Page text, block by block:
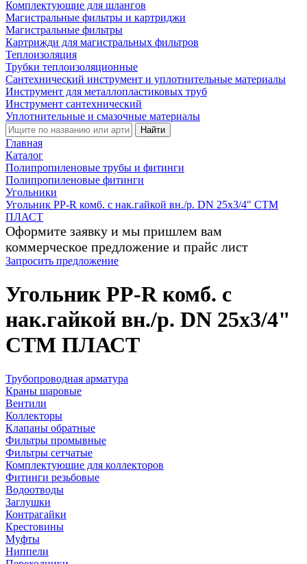
Комплектующие для шлангов
Магистральные фильтры и картриджи
Магистральные фильтры
Картрижди для магистральных фильтров
Теплоизоляция
Трубки теплоизоляционные
Сантехнический инструмент и уплотнительные материалы
Инструмент для металлопластиковых труб
Инструмент сантехнический
Уплотнительные и смазочные материалы
Найти
Главная
Каталог
Полипропиленовые трубы и фитинги
Полипропиленовые фитинги
Угольники
Угольник PP-R комб. c нак.гайкой вн./р. DN 25х3/4" CТМ
ПЛАСТ
Оформите заявку и мы пришлем вам
коммерческое предложение и прайс лист
Запросить предложение
Угольник PP-R комб. c
нак.гайкой вн./р. DN 25х3/4"
CТМ ПЛАСТ
Трубопроводная арматура
Краны шаровые
Вентили
Коллекторы
Клапаны обратные
Фильтры промывные
Фильтры сетчатые
Комплектующие для коллекторов
Фитинги резьбовые
Водоотводы
Заглушки
Контрагайки
Крестовины
Муфты
Ниппели